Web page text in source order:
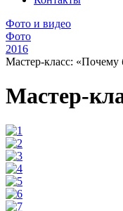
Фото и видео
Фото
2016
Мастер-класс: «Почему
Мастер-